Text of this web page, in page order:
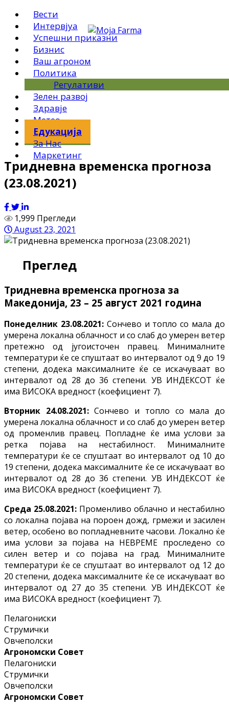
Вести
Интервјуа
Успешни приказни
Бизнис
Ваш агроном
Политика
Регулативи
Зелен развој
Здравје
Метео
Едукација
За Нас
Маркетинг
Тридневна временска прогноза
(23.08.2021)
1,999 Прегледи
August 23, 2021
Преглед
Тридневна временска прогноза за
Македонија, 23 – 25 август 2021 година
Понеделник 23.08.2021: Сончево и топло со мала до
умерена локална облачност и со слаб до умерен ветер
претежно од југоисточен правец. Минималните
температури ќе се спуштаат во интервалот од 9 до 19
степени, додека максималните ќе се искачуваат во
интервалот од 28 до 36 степени. УВ ИНДЕКСОТ ќе
има ВИСОКА вредност (коефициент 7).
Вторник 24.08.2021:Сончево и топло со мала до
умерена локална облачност и со слаб до умерен ветер
од променлив правец. Попладне ќе има услови за
ретка појава на нестабилност. Минималните
температури ќе се спуштаат во интервалот од 10 до
19 степени, додека максималните ќе се искачуваат во
интервалот од 28 до 36 степени. УВ ИНДЕКСОТ ќе
има ВИСОКА вредност (коефициент 7).
Среда 25.08.2021: Променливо облачно и нестабилно
со локална појава на пороен дожд, грмежи и засилен
ветер, особено во попладневните часови. Локално ќе
има услови за појава на НЕВРЕМЕ проследено со
силен ветер и со појава на град. Минималните
температури ќе се спуштаат во интервалот од 12 до
20 степени, додека максималните ќе се искачуваат во
интервалот од 27 до 35 степени. УВ ИНДЕКСОТ ќе
има ВИСОКА вредност (коефициент 7).
Пелагониски
Струмички
Овчеполски
Агрономски Совет
Пелагониски
Струмички
Овчеполски
Агрономски Совет